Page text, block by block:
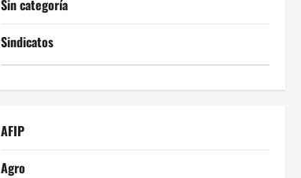
Sin categoría
Sindicatos
AFIP
Agro